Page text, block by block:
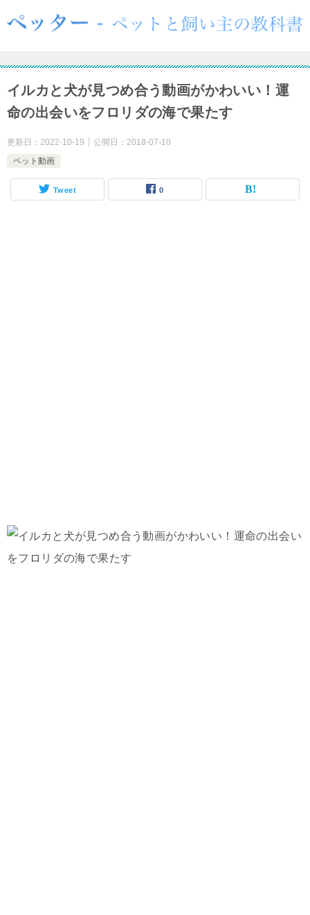
イルカと犬が見つめ合う動画がかわいい！運
命の出会いをフロリダの海で果たす
更新日： 2022-10-19 公開日： 2018-07-10
ペット動画
Tweet 0